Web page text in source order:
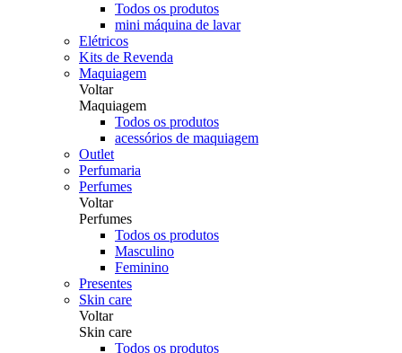
Todos os produtos
mini máquina de lavar
Elétricos
Kits de Revenda
Maquiagem
Voltar
Maquiagem
Todos os produtos
acessórios de maquiagem
Outlet
Perfumaria
Perfumes
Voltar
Perfumes
Todos os produtos
Masculino
Feminino
Presentes
Skin care
Voltar
Skin care
Todos os produtos